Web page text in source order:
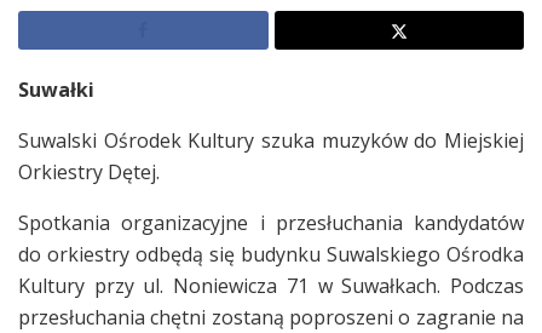
Suwałki
Suwalski Ośrodek Kultury szuka muzyków do Miejskiej
Orkiestry Dętej.
Spotkania organizacyjne i przesłuchania kandydatów
do orkiestry odbędą się budynku Suwalskiego Ośrodka
Kultury przy ul. Noniewicza 71 w Suwałkach. Podczas
przesłuchania chętni zostaną poproszeni o zagranie na